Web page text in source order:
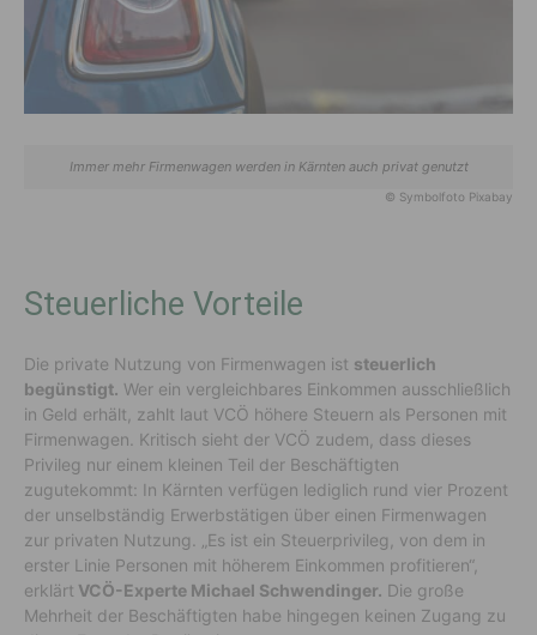
Immer mehr Firmenwagen werden in Kärnten auch privat genutzt
© Symbolfoto Pixabay
Steuerliche Vorteile
Die private Nutzung von Firmenwagen ist steuerlich
begünstigt. Wer ein vergleichbares Einkommen ausschließlich
in Geld erhält, zahlt laut VCÖ höhere Steuern als Personen mit
Firmenwagen. Kritisch sieht der VCÖ zudem, dass dieses
Privileg nur einem kleinen Teil der Beschäftigten
zugutekommt: In Kärnten verfügen lediglich rund vier Prozent
der unselbständig Erwerbstätigen über einen Firmenwagen
zur privaten Nutzung. „Es ist ein Steuerprivileg, von dem in
erster Linie Personen mit höherem Einkommen profitieren“,
erklärt VCÖ-Experte Michael Schwendinger. Die große
Mehrheit der Beschäftigten habe hingegen keinen Zugang zu